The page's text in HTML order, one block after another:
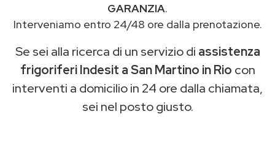
GARANZIA.
Interveniamo entro 24/48 ore dalla prenotazione.
Se sei alla ricerca di un servizio di assistenza
frigoriferi Indesit a San Martino in Rio con
interventi a domicilio in 24 ore dalla chiamata,
sei nel posto giusto.